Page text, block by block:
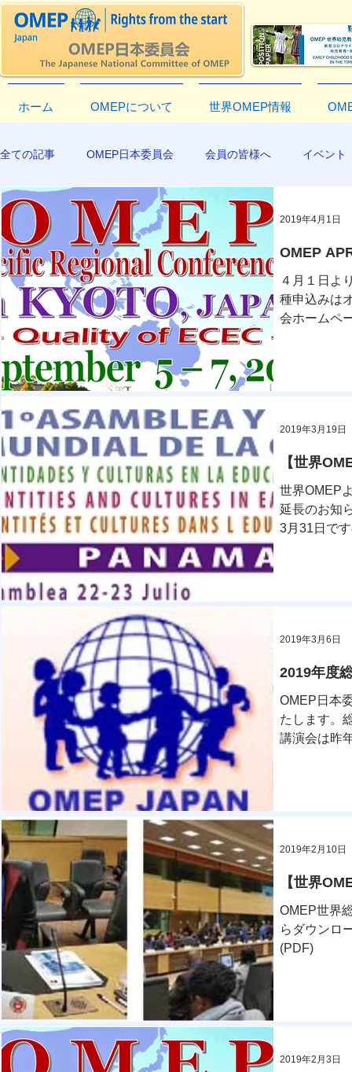
ホーム OMEPについて 世界OMEP情報
全ての記事 OMEP日本委員会 会員の皆様へ イベント
EXCO-COMMUNICATION APR2019
OMEP
４月１日よ
種申込みは
会ホームペ
2019年4月1日
【世界
世界OMEP
延長のお知
3月31日で
2019年3月19日
2019年度
OMEP日本
たします。
講演会は昨
2019年3月6日
【世界
OMEP世界
らダウンロ
(PDF)
2019年2月10日
2019年2月3日